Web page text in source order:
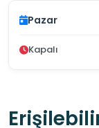
Pazar
Kapalı